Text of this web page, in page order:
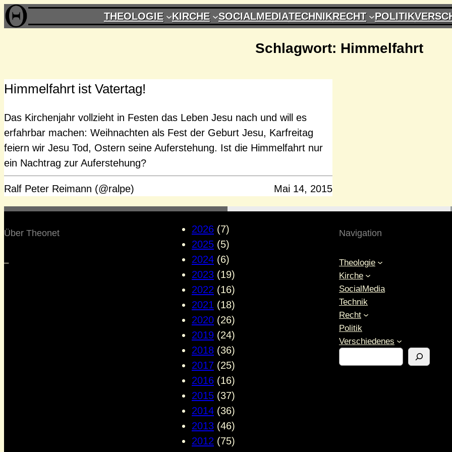
Zum
Inhalt
THEOLOGIE KIRCHE SOCIALMEDIATECHNIKRECHT POLITIK
Schlagwort: Himmelfahrt
Himmelfahrt ist Vatertag!
Das Kirchenjahr vollzieht in Festen das Leben Jesu nach und will es
erfahrbar machen: Weihnachten als Fest der Geburt Jesu, Karfreitag
feiern wir Jesu Tod, Ostern seine Auferstehung. Ist die Himmelfahrt nur
ein Nachtrag zur Auferstehung?
Ralf Peter Reimann (@ralpe) Mai 14, 2015
Über Theonet
–
2026 (7)
2025 (5)
2024 (6)
2023 (19)
2022 (16)
2021 (18)
2020 (26)
2019 (24)
2018 (36)
2017 (25)
2016 (16)
2015 (37)
2014 (36)
2013 (46)
2012 (75)
Navigation
Theologie
Kirche
SocialMedia
Technik
Recht
Politik
Verschiedenes
S
u